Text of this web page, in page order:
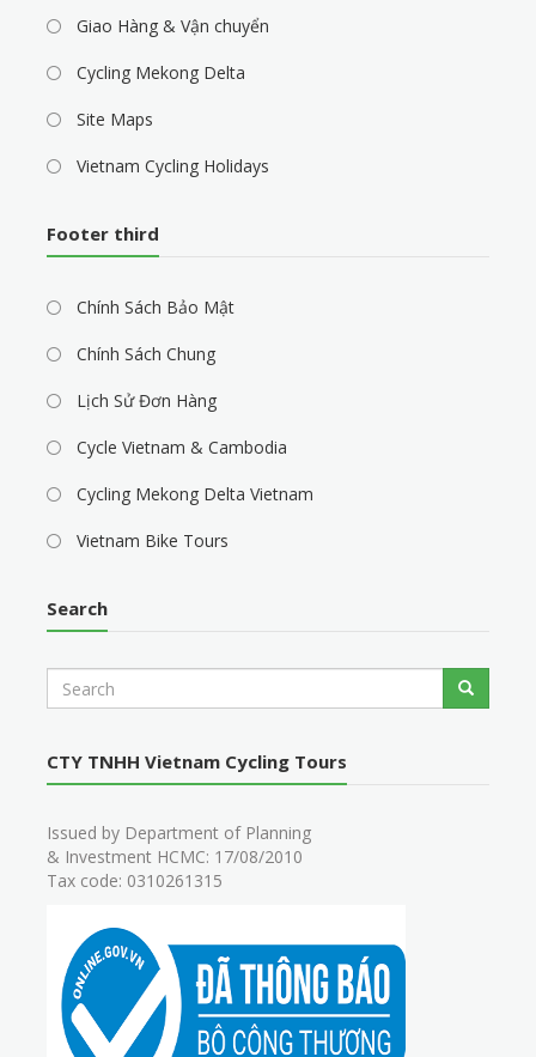
Giao Hàng & Vận chuyển
Cycling Mekong Delta
Site Maps
Vietnam Cycling Holidays
Footer third
Chính Sách Bảo Mật
Chính Sách Chung
Lịch Sử Đơn Hàng
Cycle Vietnam & Cambodia
Cycling Mekong Delta Vietnam
Vietnam Bike Tours
Search
e
c
Search
CTY TNHH Vietnam Cycling Tours
Issued by Department of Planning
& Investment HCMC: 17/08/2010
Tax code: 0310261315